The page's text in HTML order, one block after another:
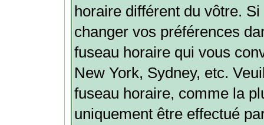
horaire différent du vôtre.
changer vos préférences
fuseau horaire qui vous
New York, Sydney, etc.
fuseau horaire, comme la
uniquement être effectué